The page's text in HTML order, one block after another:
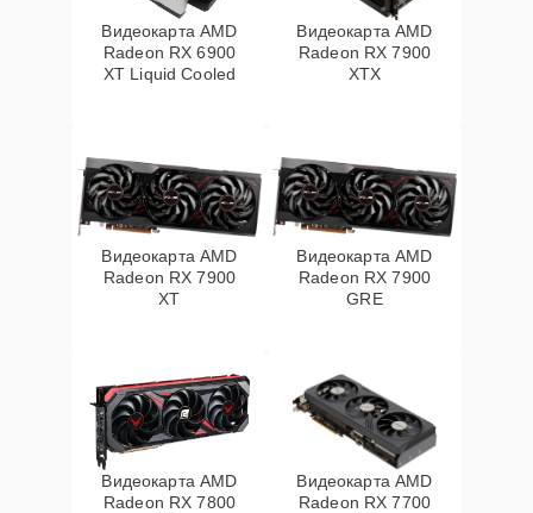
Видеокарта AMD
Radeon RX 6900
XT Liquid Cooled
Видеокарта AMD
Radeon RX 7900
XTX
Видеокарта AMD
Radeon RX 7900
XT
Видеокарта AMD
Radeon RX 7900
GRE
Видеокарта AMD
Radeon RX 7800
Видеокарта AMD
Radeon RX 7700